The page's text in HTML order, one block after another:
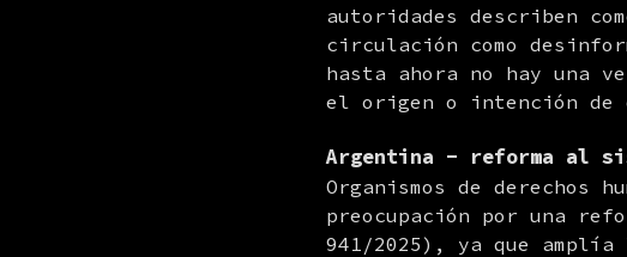
autoridades describen
circulación como
hasta ahora no hay una
el origen o intención de
Argentina - reforma al
Organismos de derechos
preocupación por una
941/2025), ya que